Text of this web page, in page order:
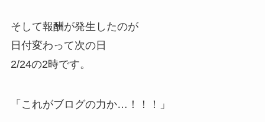
そして報酬が発生したのが
日付変わって次の日
2/24の2時です。
「これがブログの力か…！！！」